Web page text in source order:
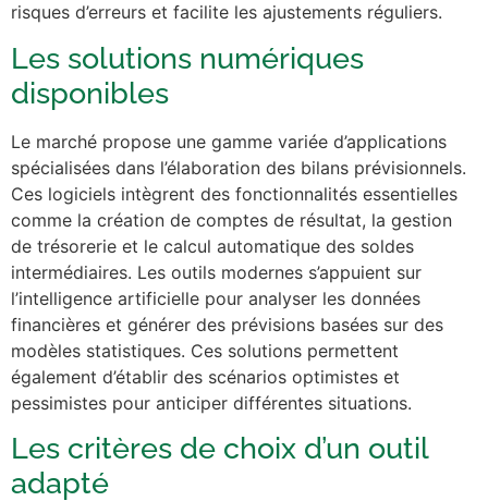
risques d’erreurs et facilite les ajustements réguliers.
Les solutions numériques
disponibles
Le marché propose une gamme variée d’applications
spécialisées dans l’élaboration des bilans prévisionnels.
Ces logiciels intègrent des fonctionnalités essentielles
comme la création de comptes de résultat, la gestion
de trésorerie et le calcul automatique des soldes
intermédiaires. Les outils modernes s’appuient sur
l’intelligence artificielle pour analyser les données
financières et générer des prévisions basées sur des
modèles statistiques. Ces solutions permettent
également d’établir des scénarios optimistes et
pessimistes pour anticiper différentes situations.
Les critères de choix d’un outil
adapté